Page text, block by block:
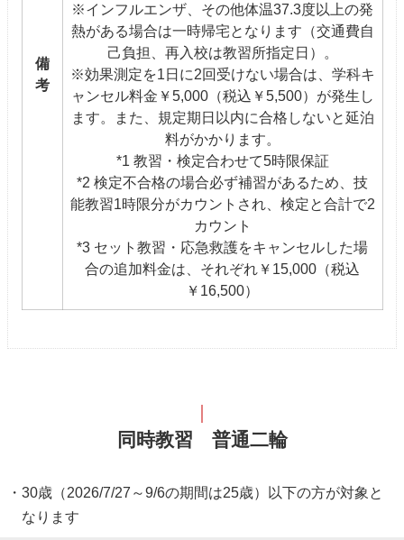
備
考
※インフルエンザ、その他体温37.3度以上の発
熱がある場合は一時帰宅となります（交通費自
己負担、再入校は教習所指定日）。
※効果測定を1日に2回受けない場合は、学科キ
ャンセル料金￥5,000（税込￥5,500）が発生し
ます。また、規定期日以内に合格しないと延泊
料がかかります。
*1 教習・検定合わせて5時限保証
*2 検定不合格の場合必ず補習があるため、技
能教習1時限分がカウントされ、検定と合計で2
カウント
*3 セット教習・応急救護をキャンセルした場
合の追加料金は、それぞれ￥15,000（税込
￥16,500）
同時教習 普通二輪
30歳（2026/7/27～9/6の期間は25歳）以下の方が対象と
なります